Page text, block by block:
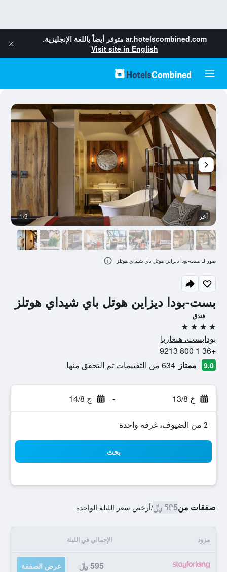
ar.hotelscombined.com متوفر أيضاً باللغة الإنجليزية.
Visit site in English
بست-بودا ديزاين هوتل باي شيداي هوتلز
فندق
4 نجوم
بودابست، هنغاريا
+36 1 800 9213
9.0 ممتاز 634 من التقييمات تم التحقق منها
خ 13/8 - ج 14/8
2 من الضيوف، غرفة واحدة
بحث
صفقات من595 ﷼ /أرخص سعر الليلة الواحدة
مزود الإجمالي في الليلة
595 ﷼ عرض الصفقة
آخر 1/9
صور لـ بست-بودا ديزاين هوتل باي شيداي هوتلز